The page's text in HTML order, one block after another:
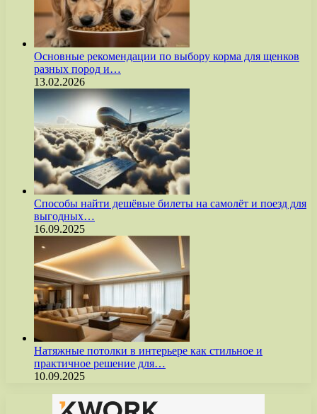
Основные рекомендации по выбору корма для щенков
разных пород и…
13.02.2026
Способы найти дешёвые билеты на самолёт и поезд для
выгодных…
16.09.2025
Натяжные потолки в интерьере как стильное и
практичное решение для…
10.09.2025